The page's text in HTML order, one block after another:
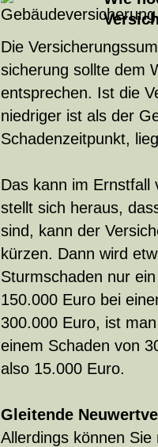
Die
si­che­rung sollte dem
entsprechen. Ist die
niedriger ist als der
Schadenzeitpunkt,
Das kann im Ernstfall
stellt sich heraus,
sind, kann der
kürzen. Dann wird
Sturmschaden nur
150.000 Euro bei
300.000 Euro, ist
einem Schaden von
also 15.000 Euro.
Gleitende
Allerdings können